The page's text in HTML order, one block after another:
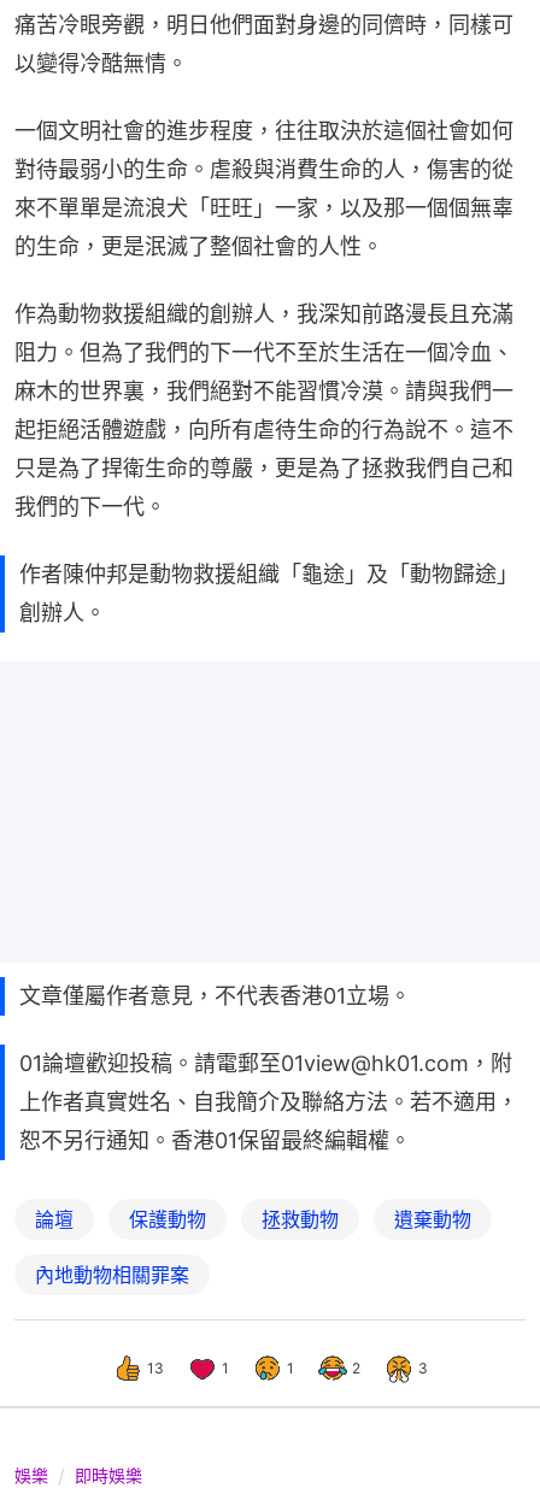
痛苦冷眼旁觀，明日他們面對身邊的同儕時，同樣可
以變得冷酷無情。
一個文明社會的進步程度，往往取決於這個社會如何
對待最弱小的生命。虐殺與消費生命的人，傷害的從
來不單單是流浪犬「旺旺」一家，以及那一個個無辜
的生命，更是泯滅了整個社會的人性。
作為動物救援組織的創辦人，我深知前路漫長且充滿
阻力。但為了我們的下一代不至於生活在一個冷血、
麻木的世界裏，我們絕對不能習慣冷漠。請與我們一
起拒絕活體遊戲，向所有虐待生命的行為說不。這不
只是為了捍衛生命的尊嚴，更是為了拯救我們自己和
我們的下一代。
作者陳仲邦是動物救援組織「龜途」及「動物歸途」
創辦人。
文章僅屬作者意見，不代表香港01立場。
01論壇歡迎投稿。請電郵至01view@hk01.com，附
上作者真實姓名、自我簡介及聯絡方法。若不適用，
恕不另行通知。香港01保留最終編輯權。
論壇 保護動物 拯救動物 遺棄動物
內地動物相關罪案
13 1 1 2 3
娛樂 即時娛樂